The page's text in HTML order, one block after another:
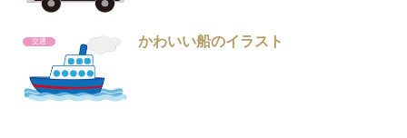
交通 かわいい船のイラスト